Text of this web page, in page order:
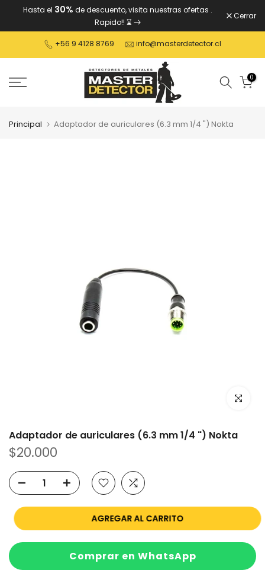
Hasta el 30% de descuento, visita nuestras ofertas .
Rapido!! ⌛
Cerrar
+56 9 4128 8769 info@masterdetector.cl
0
Principal Adaptador de auriculares (6.3 mm 1/4 ") Nokta
Clic
Adaptador de auriculares (6.3 mm 1/4 ") Nokta
$20.000
AGREGAR AL CARRITO
Comprar en WhatsApp